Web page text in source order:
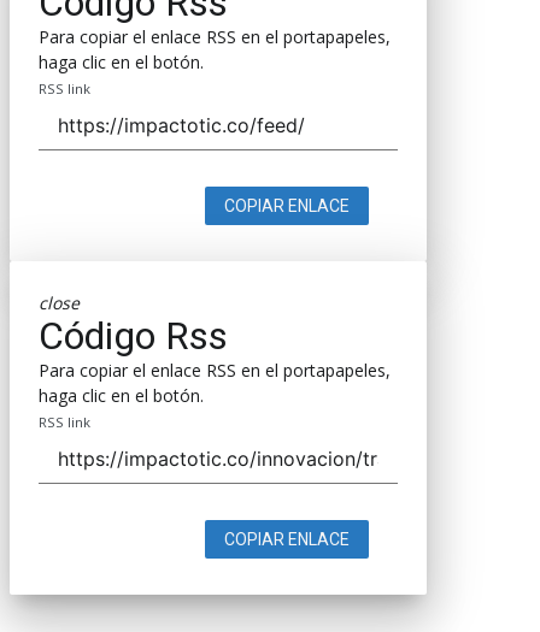
Para copiar el enlace RSS en el portapapeles,
haga clic en el botón.
RSS link
COPIAR ENLACE
close
Código Rss
Para copiar el enlace RSS en el portapapeles,
haga clic en el botón.
RSS link
COPIAR ENLACE